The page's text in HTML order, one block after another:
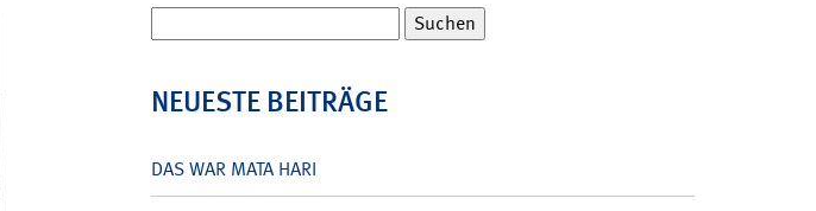
nach:
NEUESTE BEITRÄGE
DAS WAR MATA HARI